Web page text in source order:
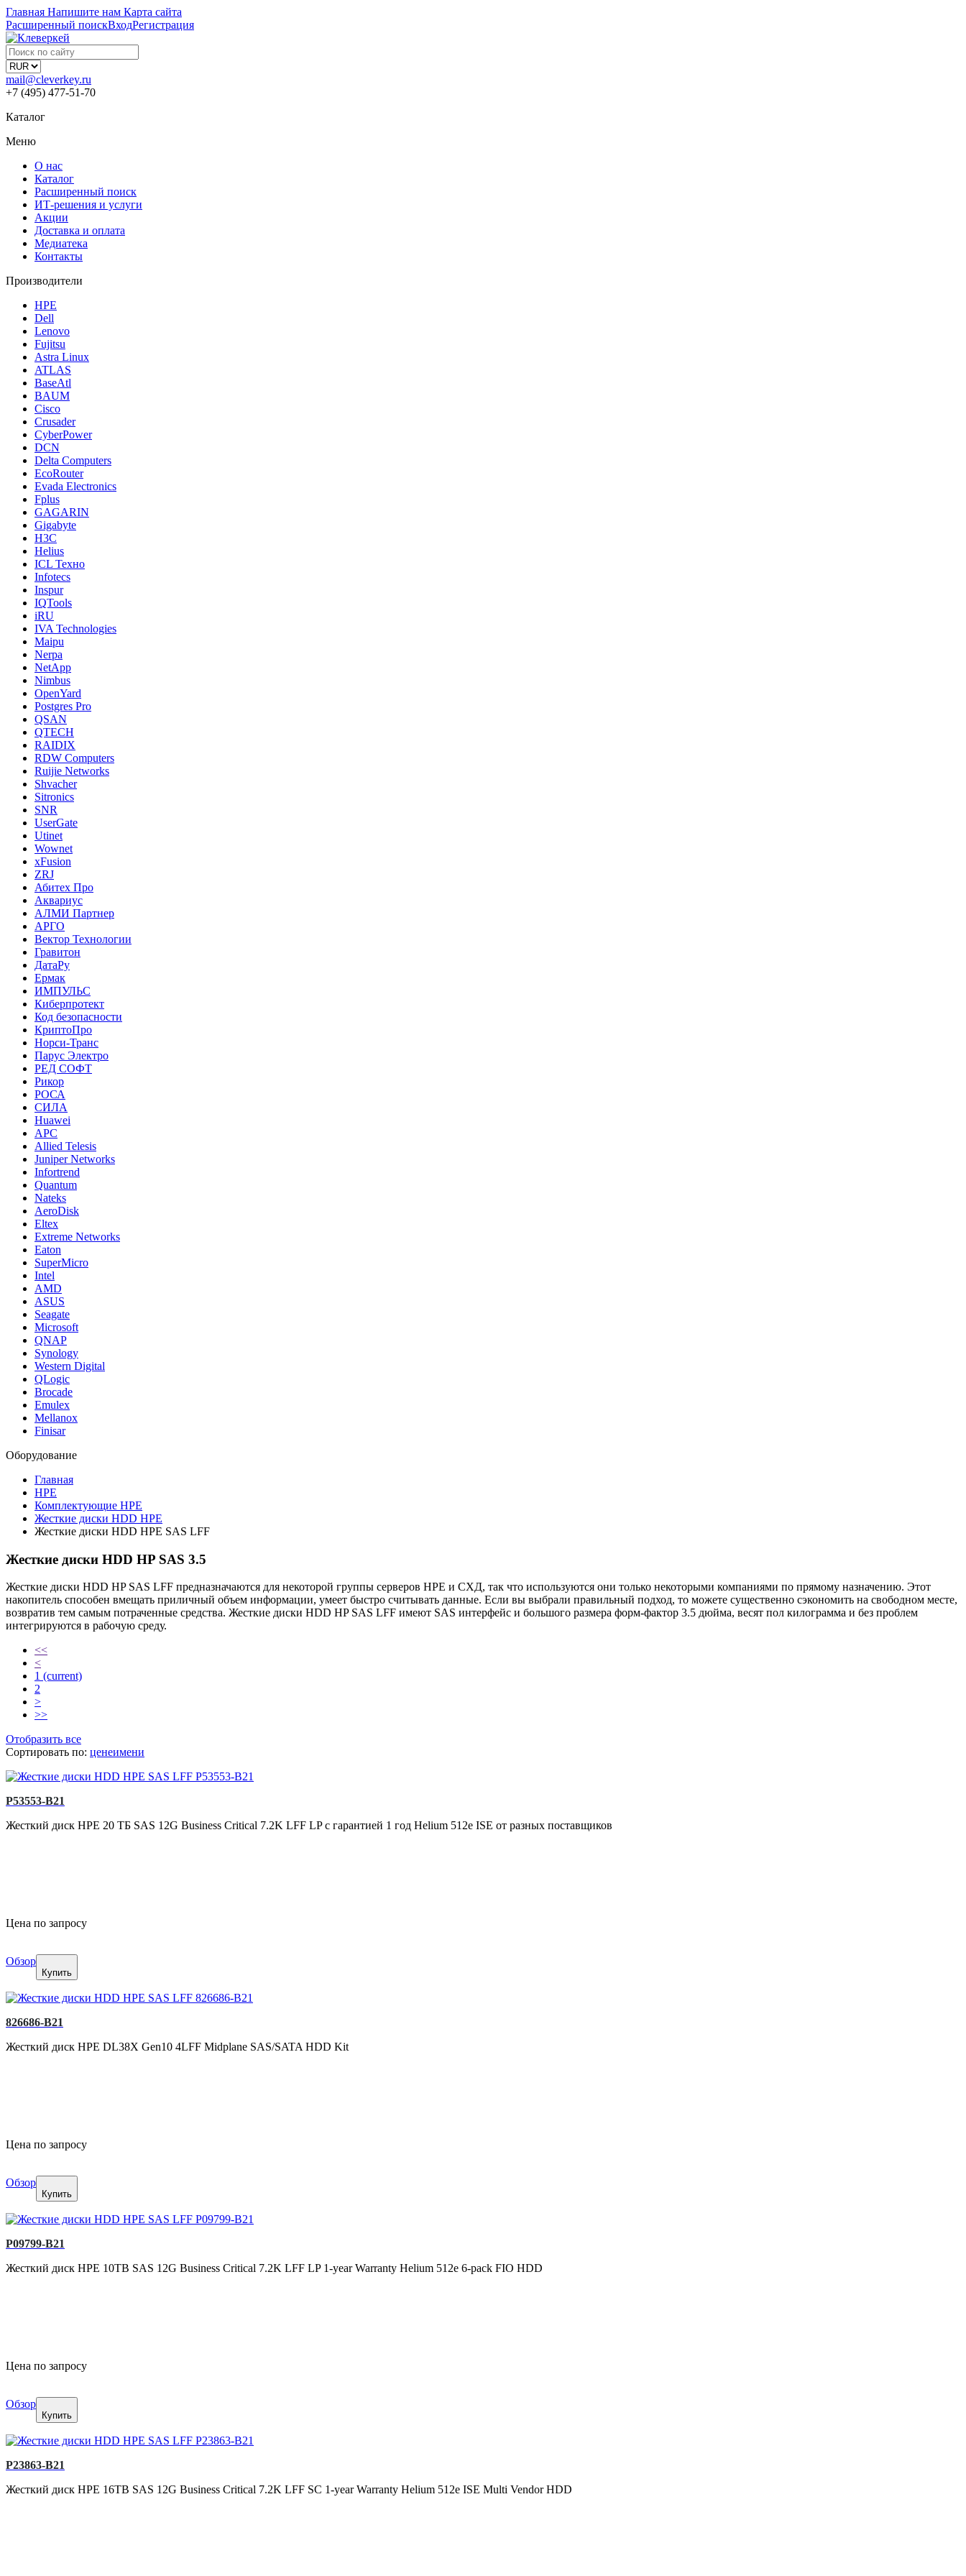
Главная Напишите нам Карта сайта
Расширенный поискВходРегистрация
mail@cleverkey.ru
+7 (495) 477-51-70
Каталог
Меню
О нас
Каталог
Расширенный поиск
ИТ-решения и услуги
Акции
Доставка и оплата
Медиатека
Контакты
Производители
HPE
Dell
Lenovo
Fujitsu
Astra Linux
ATLAS
BaseAtl
BAUM
Cisco
Crusader
CyberPower
DCN
Delta Computers
EcoRouter
Evada Electronics
Fplus
GAGARIN
Gigabyte
H3C
Helius
ICL Техно
Infotecs
Inspur
IQTools
iRU
IVA Technologies
Maipu
Nerpa
NetApp
Nimbus
OpenYard
Postgres Pro
QSAN
QTECH
RAIDIX
RDW Computers
Ruijie Networks
Shvacher
Sitronics
SNR
UserGate
Utinet
Wownet
xFusion
ZRJ
Абитех Про
Аквариус
АЛМИ Партнер
АРГО
Вектор Технологии
Гравитон
ДатаРу
Ермак
ИМПУЛЬС
Киберпротект
Код безопасности
КриптоПро
Норси-Транс
Парус Электро
РЕД СОФТ
Рикор
РОСА
СИЛА
Huawei
APC
Allied Telesis
Juniper Networks
Infortrend
Quantum
Nateks
AeroDisk
Eltex
Extreme Networks
Eaton
SuperMicro
Intel
AMD
ASUS
Seagate
Microsoft
QNAP
Synology
Western Digital
QLogic
Brocade
Emulex
Mellanox
Finisar
Оборудование
Главная
HPE
Комплектующие HPE
Жесткие диски HDD HPE
Жесткие диски HDD HPE SAS LFF
Жесткие диски HDD HP SAS 3.5
Жесткие диски HDD HP SAS LFF предназначаются для некоторой группы серверов HPE и СХД, так что используются они только некоторыми компаниями по прямому назначению. Этот
накопитель способен вмещать приличный объем информации, умеет быстро считывать данные. Если вы выбрали правильный подход, то можете существенно сэкономить на свободном месте,
возвратив тем самым потраченные средства. Жесткие диски HDD HP SAS LFF имеют SAS интерфейс и большого размера форм-фактор 3.5 дюйма, весят пол килограмма и без проблем
интегрируются в рабочую среду.
<<
<
1 (current)
2
>
>>
Отобразить все
Сортировать по: ценеимени
P53553-B21
Жесткий диск HPE 20 ТБ SAS 12G Business Critical 7.2K LFF LP с гарантией 1 год Helium 512e ISE от разных поставщиков
Цена по запросу
Обзор
Купить
826686-B21
Жесткий диск HPE DL38X Gen10 4LFF Midplane SAS/SATA HDD Kit
Цена по запросу
Обзор
Купить
P09799-B21
Жесткий диск HPE 10TB SAS 12G Business Critical 7.2K LFF LP 1-year Warranty Helium 512e 6-pack FIO HDD
Цена по запросу
Обзор
Купить
P23863-B21
Жесткий диск HPE 16TB SAS 12G Business Critical 7.2K LFF SC 1-year Warranty Helium 512e ISE Multi Vendor HDD